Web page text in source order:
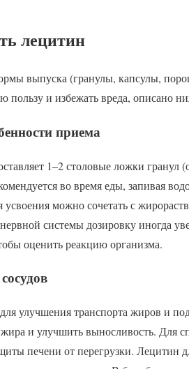
лецитин
выпуска (гранулы, капсулы,
пользу и избежать вреда, описано
приема
1–2 столовые ложки гранул
во время еды, запивая
усвоения можно сочетать с
системы дозировку иногда
оценить реакцию организма.
улучшения транспорта жиров и
и улучшить выносливость. Для
печени от перегрузки. Лецитин